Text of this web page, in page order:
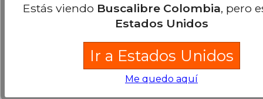
Los Peces Tropicales
YUUAN NO KANATA
VOL 3
Estás viendo Buscalibre Colombia, pero
Estados Unidos
Ir a Estados Unidos
Me quedo aquí